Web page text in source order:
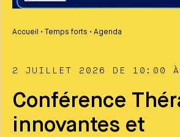
Accueil • Temps forts • Agenda
2 JUILLET 2026 DE 10:00
Conférence
innovantes et